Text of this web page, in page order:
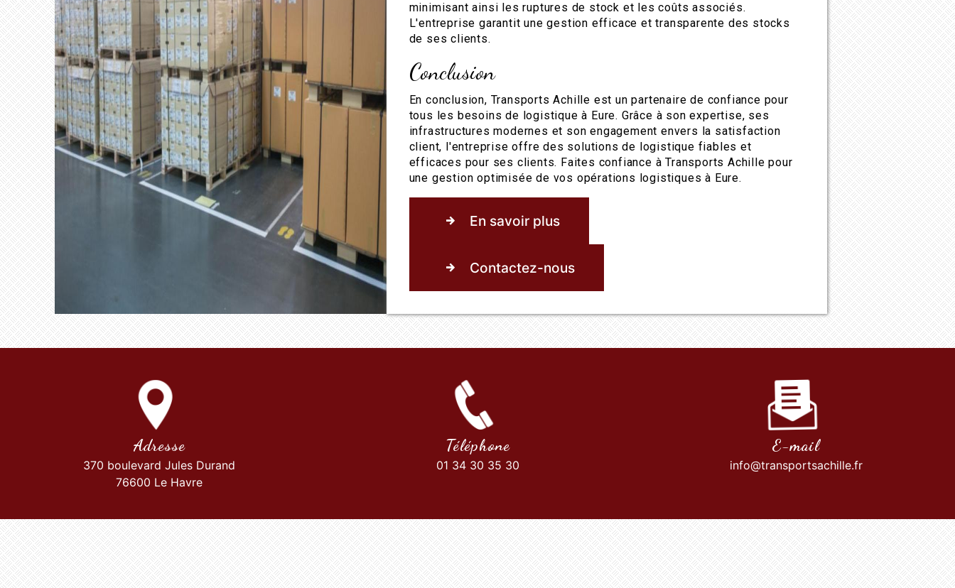
minimisant ainsi les ruptures de stock et les coûts associés.
L'entreprise garantit une gestion efficace et transparente des stocks
de ses clients.
Conclusion
En conclusion, Transports Achille est un partenaire de confiance pour
tous les besoins de logistique à Eure. Grâce à son expertise, ses
infrastructures modernes et son engagement envers la satisfaction
client, l'entreprise offre des solutions de logistique fiables et
efficaces pour ses clients. Faites confiance à Transports Achille pour
une gestion optimisée de vos opérations logistiques à Eure.
En savoir plus
Contactez-nous
Adresse
370 boulevard Jules Durand
76600 Le Havre
Téléphone
01 34 30 35 30
E-mail
info@transportsachille.fr